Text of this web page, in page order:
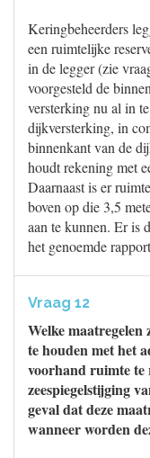
Keringbeheerders
een ruimtelijke
in de legger (zie
voorgesteld de
versterking nu al in
dijkversterking, in
binnenkant van de
houdt rekening met
Daarnaast is er
boven op die 3,5
aan te kunnen. Er is
het genoemde
Vraag 12
Welke
te houden met het
voorhand ruimte te
zeespiegelstijging
geval dat deze
wanneer worden